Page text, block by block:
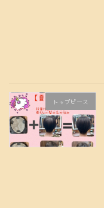
トップピース